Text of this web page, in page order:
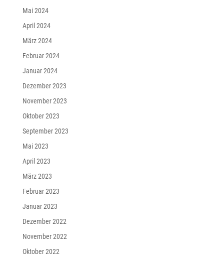
Mai 2024
April 2024
März 2024
Februar 2024
Januar 2024
Dezember 2023
November 2023
Oktober 2023
September 2023
Mai 2023
April 2023
März 2023
Februar 2023
Januar 2023
Dezember 2022
November 2022
Oktober 2022